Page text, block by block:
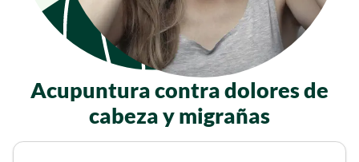
Acupuntura contra dolores de
cabeza y migrañas